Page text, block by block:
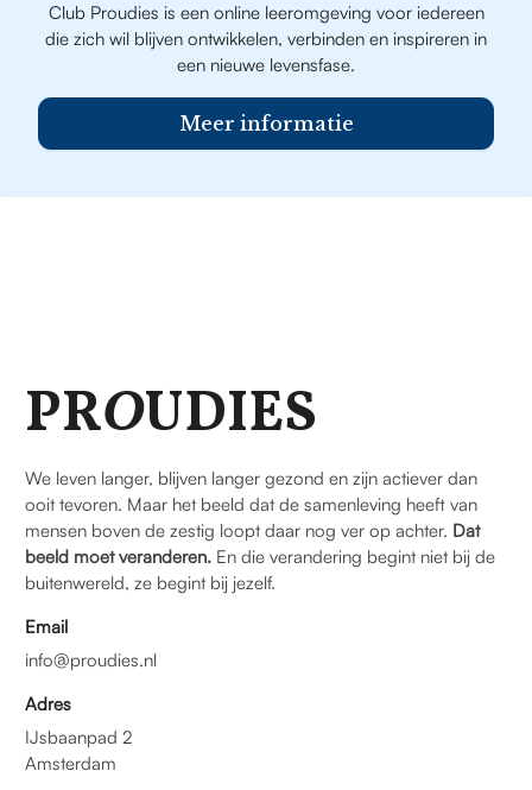
Club Proudies is een online leeromgeving voor iedereen
die zich wil blijven ontwikkelen, verbinden en inspireren in
een nieuwe levensfase.
Meer informatie
PROUDIES
We leven langer, blijven langer gezond en zijn actiever dan
ooit tevoren. Maar het beeld dat de samenleving heeft van
mensen boven de zestig loopt daar nog ver op achter. Dat
beeld moet veranderen. En die verandering begint niet bij de
buitenwereld, ze begint bij jezelf.
Email
info@proudies.nl
Adres
IJsbaanpad 2
Amsterdam